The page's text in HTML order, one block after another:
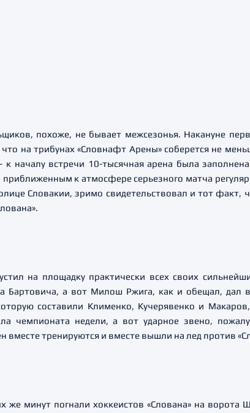
похоже, не бывает межсезонья. Накануне
что на трибунах «Словнафт Арены» соберется не
к началу встречи 10-тысячная арена была
приближенным к атмосфере серьезного матча
Словакии, зримо свидетельствовал и тот факт,
на площадку практически всех своих
Бартовича, а вот Милош Ржига, как и обещал, дал
составили Клименко, Кучерявенко и
чемпионата недели, а вот ударное звено,
вместе тренируются и вместе вышли на лед против
же минут погнали хоккеистов «Слована» на ворота